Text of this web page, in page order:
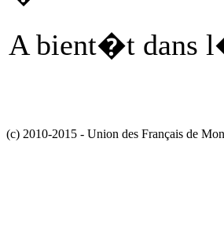
A bient�t dans
(c) 2010-2015 - Union des Français de